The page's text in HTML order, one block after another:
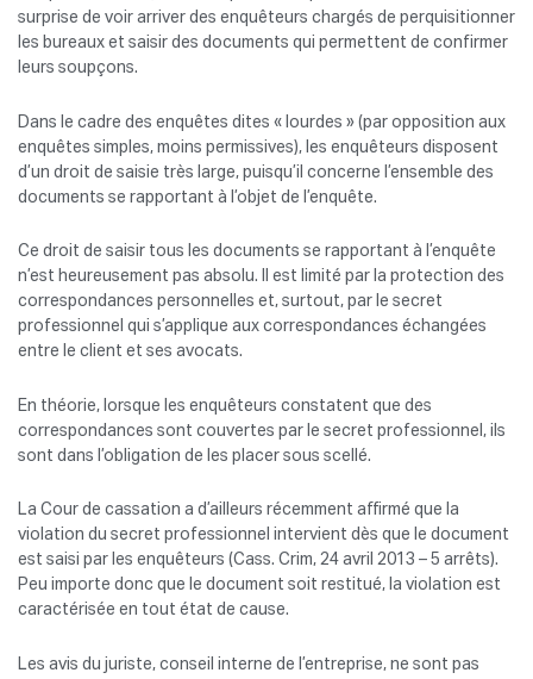
surprise de voir arriver des enquêteurs chargés de perquisitionner
les bureaux et saisir des documents qui permettent de confirmer
leurs soupçons.
Dans le cadre des enquêtes dites « lourdes » (par opposition aux
enquêtes simples, moins permissives), les enquêteurs disposent
d’un droit de saisie très large, puisqu’il concerne l’ensemble des
documents se rapportant à l’objet de l’enquête.
Ce droit de saisir tous les documents se rapportant à l’enquête
n’est heureusement pas absolu. Il est limité par la protection des
correspondances personnelles et, surtout, par le secret
professionnel qui s’applique aux correspondances échangées
entre le client et ses avocats.
En théorie, lorsque les enquêteurs constatent que des
correspondances sont couvertes par le secret professionnel, ils
sont dans l’obligation de les placer sous scellé.
La Cour de cassation a d’ailleurs récemment affirmé que la
violation du secret professionnel intervient dès que le document
est saisi par les enquêteurs (Cass. Crim, 24 avril 2013 – 5 arrêts).
Peu importe donc que le document soit restitué, la violation est
caractérisée en tout état de cause.
Les avis du juriste, conseil interne de l’entreprise, ne sont pas